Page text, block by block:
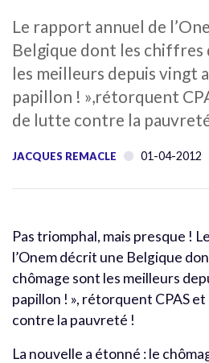
Le rapport annuel de
Belgique dont les chiffres
les meilleurs depuis vingt
papillon ! »,rétorquent
de lutte contre la
JACQUES REMACLE 01-04-2012
Pas triomphal, mais presque !
l’Onem décrit une Belgique
chômage sont les meilleurs
papillon ! », rétorquent CPAS
contre la pauvreté !
La nouvelle a étonné : le